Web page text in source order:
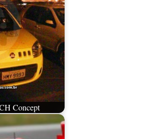
Concept